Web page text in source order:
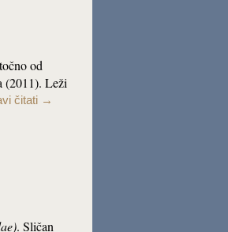
od
(2011). Leži
čitati →
. Sličan